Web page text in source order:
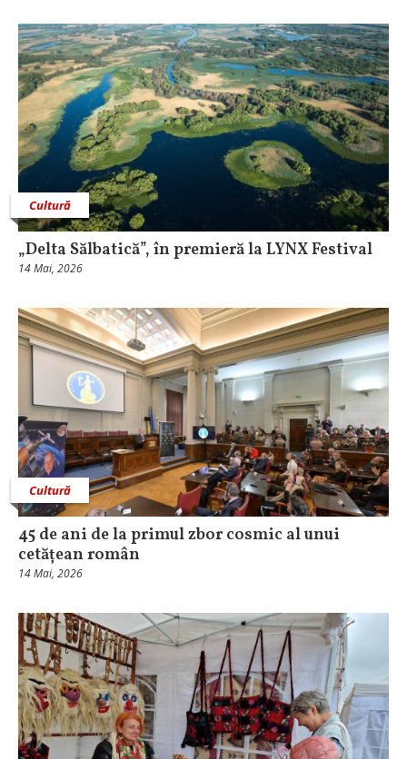
Cultură
„Delta Sălbatică”, în premieră la LYNX Festival
14 Mai, 2026
Cultură
45 de ani de la primul zbor cosmic al unui
cetățean român
14 Mai, 2026